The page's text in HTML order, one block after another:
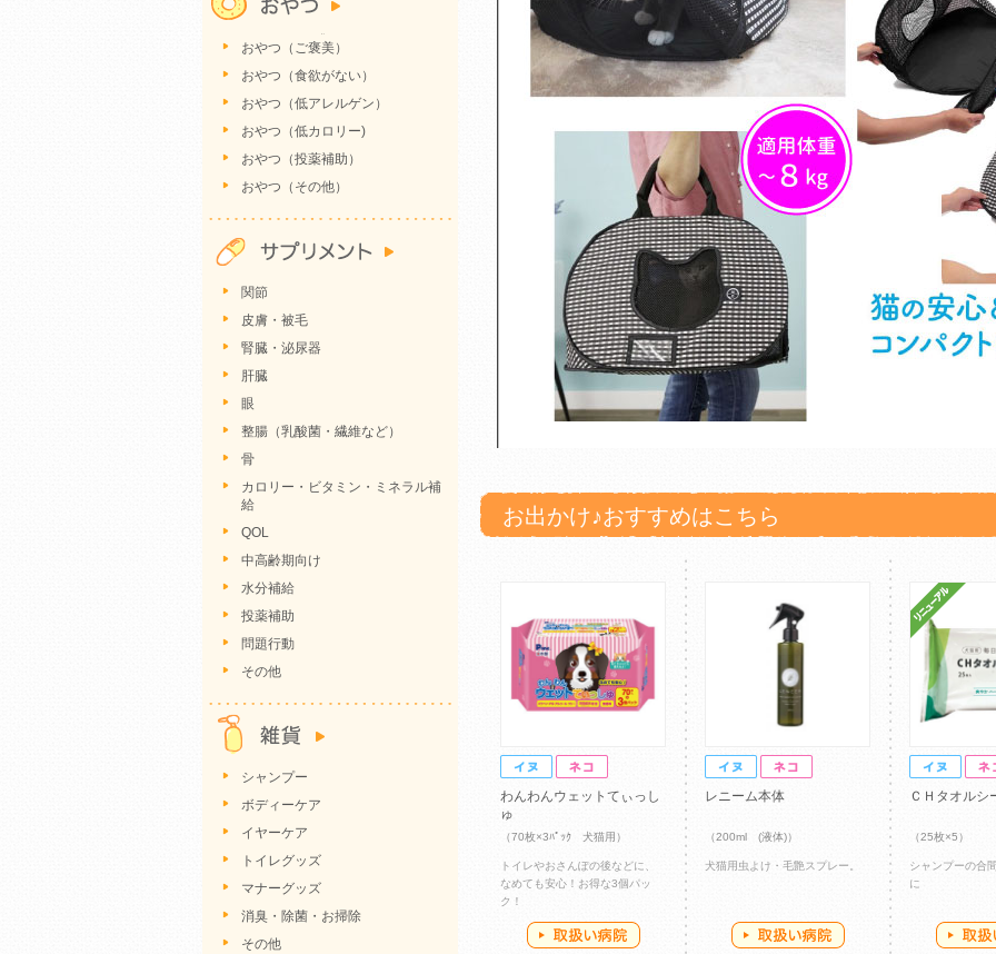
お出かけ♪おすすめはこちら
わんわんウェットてぃっし
ゅ
（70枚×3ﾊﾟｯｸ 犬猫用）
トイレやおさんぽの後などに、
なめても安心！お得な3個パッ
ク！
レニーム本体
（200ml (液体)）
犬猫用虫よけ・毛艶スプレー。
ＣＨタオルシ
（25枚×5）
シャンプーの合
に
おやつ（ご褒美）
おやつ（食欲がない）
おやつ（低アレルゲン）
おやつ（低カロリー)
おやつ（投薬補助）
おやつ（その他）
関節
皮膚・被毛
腎臓・泌尿器
肝臓
眼
整腸（乳酸菌・繊維など）
骨
カロリー・ビタミン・ミネラル補
給
QOL
中高齢期向け
水分補給
投薬補助
問題行動
その他
シャンプー
ボディーケア
イヤーケア
トイレグッズ
マナーグッズ
消臭・除菌・お掃除
その他